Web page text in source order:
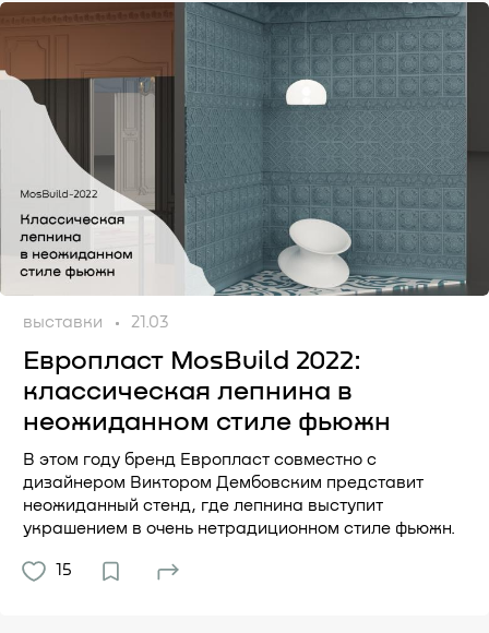
выставки 21.03
Европласт MosBuild 2022:
классическая лепнина в
неожиданном стиле фьюжн
В этом году бренд Европласт совместно с
дизайнером Виктором Дембовским представит
неожиданный стенд, где лепнина выступит
украшением в очень нетрадиционном стиле фьюжн.
15